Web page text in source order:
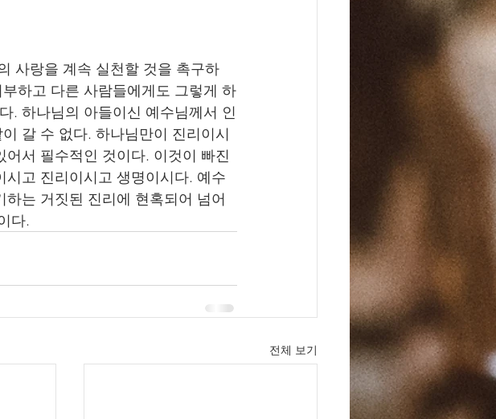
사랑을 계속 실천할 것을 촉구하
하고 다른 사람들에게도 그렇게 하
. 하나님의 아들이신 예수님께서 인
갈 수 없다. 하나님만이 진리이시
서 필수적인 것이다. 이것이 빠진
고 진리이시고 생명이시다. 예수
는 거짓된 진리에 현혹되어 넘어
다.
전체 보기